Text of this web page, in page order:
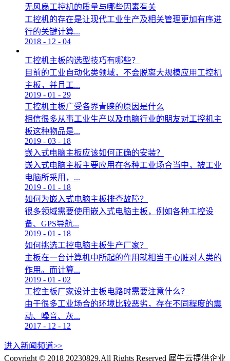
无风扇工控机的质量与哪些因素有关
工控机的存在是让现代工业生产及相关管理更加有序进
行的关键计算...
2018 - 12 - 04
工控机主板的选型技巧有哪些？
目前的工业自动化类领域，不会脱离大规模应用工控机
主板，并且工...
2019 - 01 - 29
工控机主板广受各界青睐的原因是什么
相信很多从事工业生产以及电脑行业的朋友对工控机主
板这种物品是...
2019 - 03 - 18
嵌入式电脑主板应该如何正确的安装？
嵌入式电脑主板主要应用在各种工业场合当中，被工业
电脑所采用，...
2019 - 01 - 18
如何为嵌入式电脑主板排查故障？
很多领域需要使用嵌入式电脑主板，例如各种工控设
备、GPS导航...
2019 - 01 - 18
如何挑选工控电脑主板生产厂家？
主板在一台计算机中所起的作用就相当于心脏对人类的
作用。而计算...
2019 - 01 - 02
工控主板厂家设计主板电路时需要注意什么？
由于很多工业场合的环境比较恶劣，存在不同程度的震
动、噪音、灰...
2017 - 12 - 12
进入新闻频道>>
Copyright © 2018 20230829.All Rights Reserved 犀牛云提供企业